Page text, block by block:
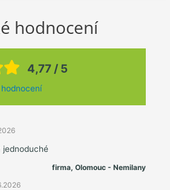
hodnocení
4,77 / 5
hodnocení
jednoduché
firma, Olomouc - Nemilany